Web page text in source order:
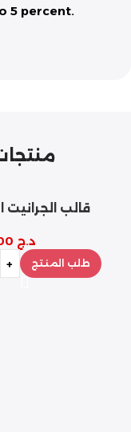
5 percent.
قالب
د.ج
طلب المنتج